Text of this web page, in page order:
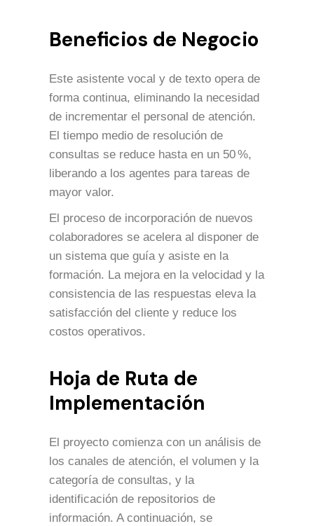
Beneficios de Negocio
Este asistente vocal y de texto opera de
forma continua, eliminando la necesidad
de incrementar el personal de atención.
El tiempo medio de resolución de
consultas se reduce hasta en un 50 %,
liberando a los agentes para tareas de
mayor valor.
El proceso de incorporación de nuevos
colaboradores se acelera al disponer de
un sistema que guía y asiste en la
formación. La mejora en la velocidad y la
consistencia de las respuestas eleva la
satisfacción del cliente y reduce los
costos operativos.
Hoja de Ruta de
Implementación
El proyecto comienza con un análisis de
los canales de atención, el volumen y la
categoría de consultas, y la
identificación de repositorios de
información. A continuación, se